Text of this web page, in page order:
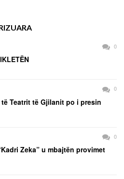
0
0
Teatrit të Gjilanit po i presin
0
Zeka” u mbajtën provimet